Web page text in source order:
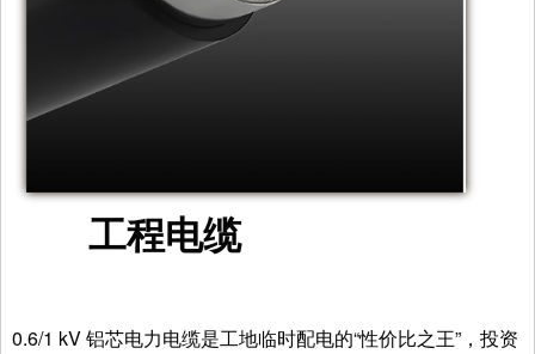
工程电缆
0.6/1 kV 铝芯电力电缆是工地临时配电的“性价比之王”，投资